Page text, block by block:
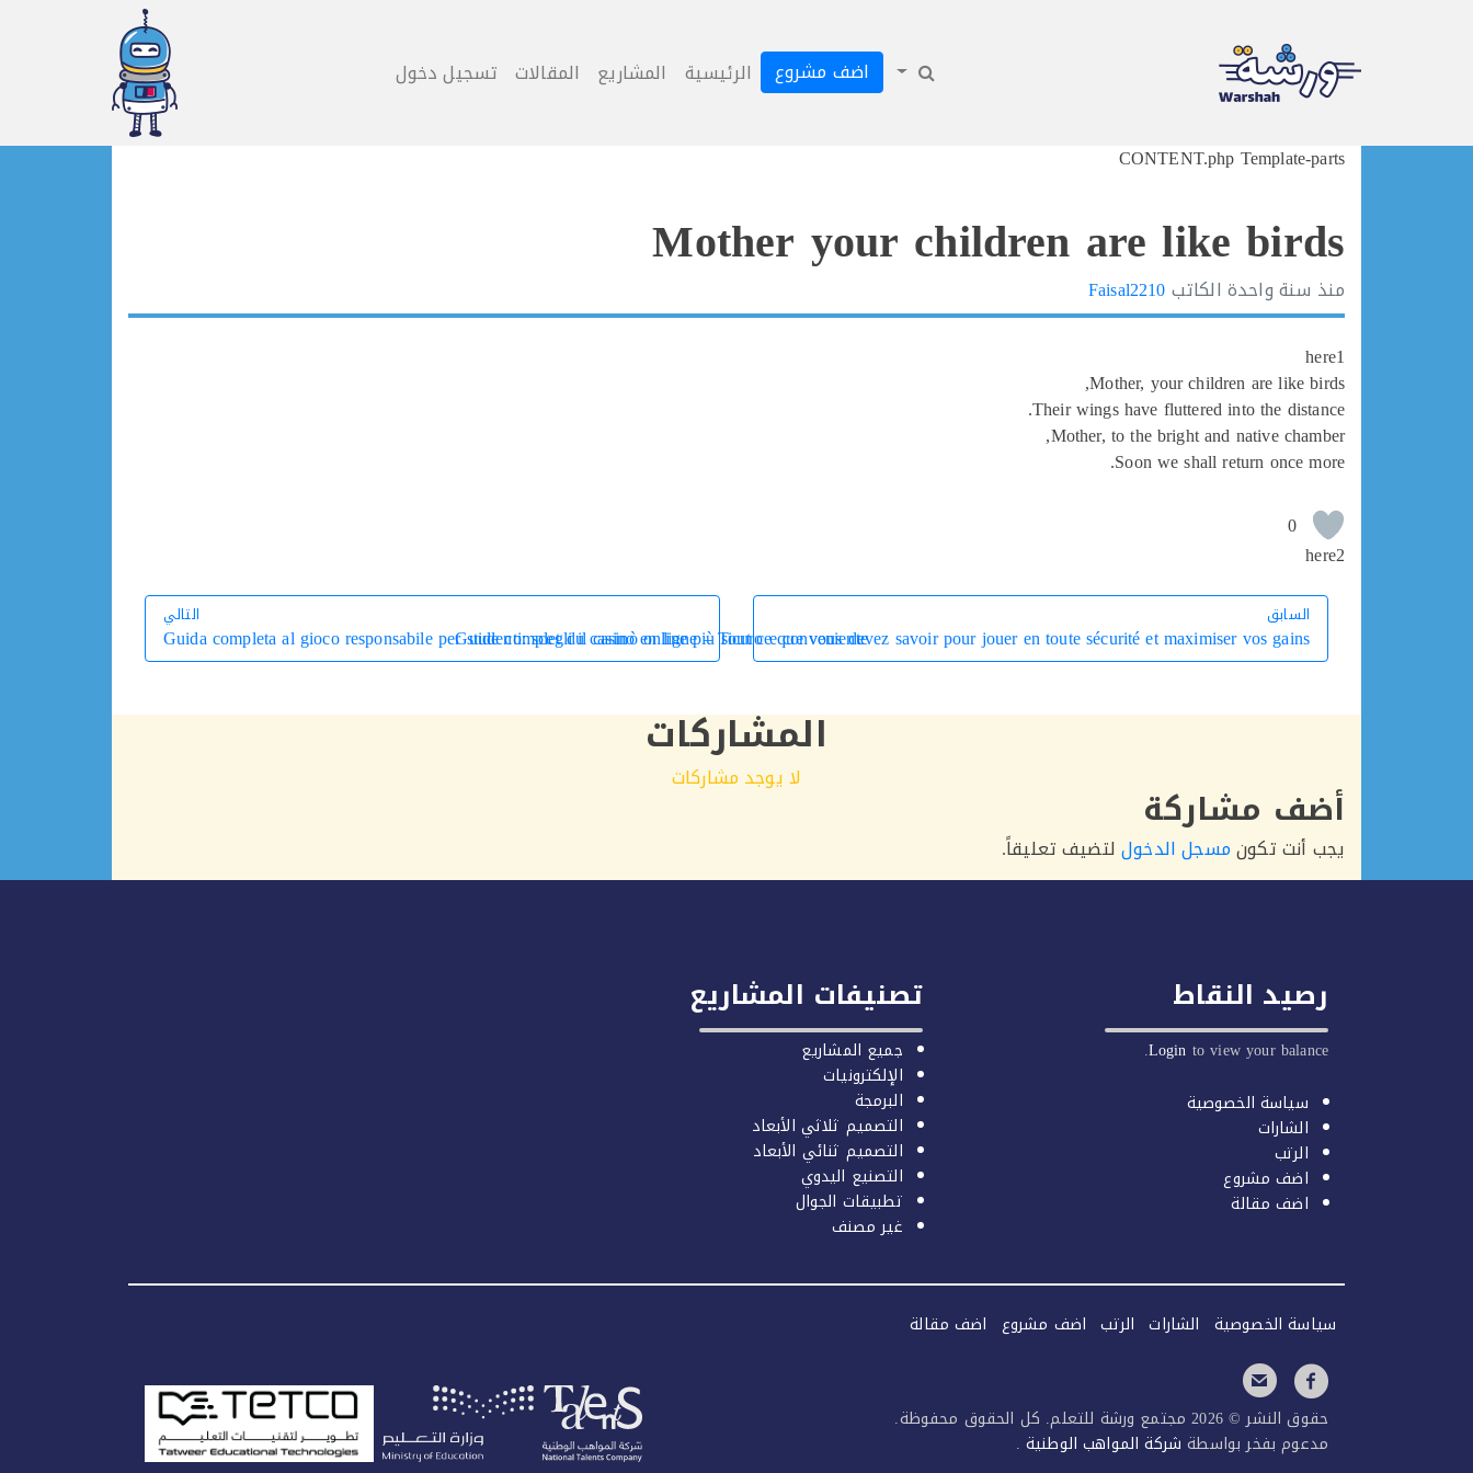
اضف مشروع الرئيسية المشاريع المقالات تسجيل دخول
Skip
CONTENT.php Template-parts
Mother your children are like birds
منذ سنة واحدة الكاتبFaisal2210
here1
Mother, your children are like birds,
Their wings have fluttered into the distance.
Mother, to the bright and native chamber,
Soon we shall return once more.
0
here2
السابق
السابق
Guide complet du casino en ligne – Tout ce que vous devez savoir pour jouer en toute sécurité et maximiser vos gains
التالي
التالي
Guida completa al gioco responsabile per studenti: scegli il casinò online più sicuro e conveniente
المشاركات
لا يوجد مشاركات
أضف مشاركة
يجب أنت تكونمسجل الدخوللتضيف تعليقاً.
رصيد النقاط
Login to view your balance.
سياسة الخصوصية
الشارات
الرتب
اضف مشروع
اضف مقالة
تصنيفات المشاريع
جميع المشاريع
الإلكترونيات
البرمجة
التصميم ثلاثي الأبعاد
التصميم ثنائي الأبعاد
التصنيع اليدوي
تطبيقات الجوال
غير مصنف
سياسة الخصوصية الشارات الرتب اضف مشروع اضف مقالة
حقوق النشر © 2026 مجتمع ورشة للتعلم. كل الحقوق محفوظة.
مدعوم بفخر بواسطة شركة المواهب الوطنية .